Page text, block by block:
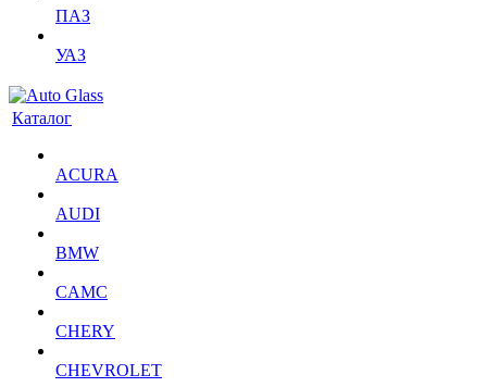
ПАЗ
УАЗ
Каталог
ACURA
AUDI
BMW
CAMC
CHERY
CHEVROLET